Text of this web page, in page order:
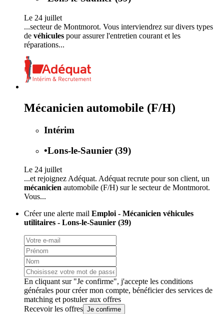
Le 24 juillet
...secteur de Montmorot. Vous interviendrez sur divers types
de véhicules pour assurer l'entretien courant et les
réparations...
Mécanicien automobile (F/H)
Intérim
•Lons-le-Saunier (39)
Le 24 juillet
...et rejoignez Adéquat. Adéquat recrute pour son client, un
mécanicien automobile (F/H) sur le secteur de Montmorot.
Vous...
Créer une alerte mail Emploi - Mécanicien véhicules
utilitaires - Lons-le-Saunier (39)
En cliquant sur "Je confirme", j'accepte les conditions
générales pour créer mon compte, bénéficier des services de
matching et postuler aux offres
Recevoir les offres Je confirme